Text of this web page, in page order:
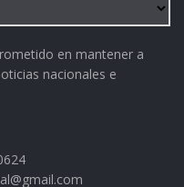
en mantener a
nacionales e